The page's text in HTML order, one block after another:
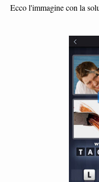
Ecco l'immagine con la